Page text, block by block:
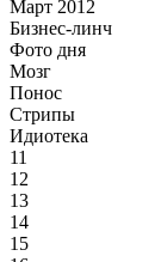
Март 2012
Бизнес-линч
Фото дня
Мозг
Понос
Стрипы
Идиотека
11
12
13
14
15